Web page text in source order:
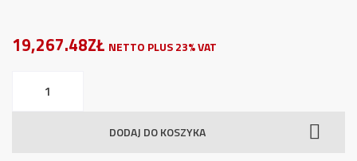
19,267.48ZŁ NETTO PLUS 23% VAT
Podnośnik
DODAJ DO KOSZYKA